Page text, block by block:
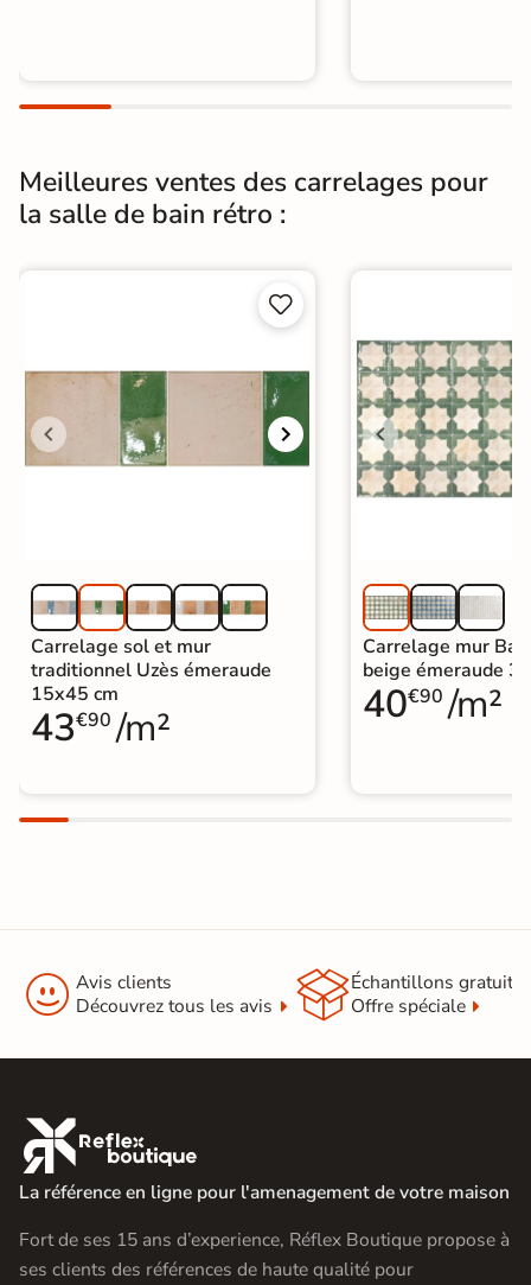
Meilleures ventes des carrelages pour
la salle de bain rétro :


Carrelage sol et mur
traditionnel Uzès émeraude
15x45 cm
43€90 /m²
Carrelage mur
beige émeraude
40€90 /m²
 Avis clients
Découvrez tous les avis
Échantillons gratuit
Offre spéciale

La référence en ligne pour l'amenagement de votre maison
Fort de ses 15 ans d’experience, Réflex Boutique propose à
ses clients des références de haute qualité pour